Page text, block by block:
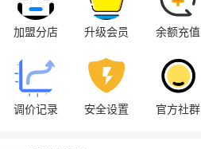
加盟分店 升级会员 余额充值
调价记录 安全设置 官方社群